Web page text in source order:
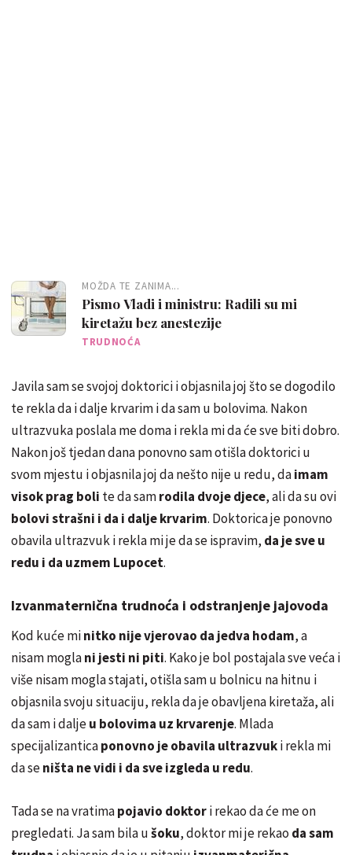
MOŽDA TE ZANIMA...
Pismo Vladi i ministru: Radili su mi
kiretažu bez anestezije
TRUDNOĆA
Javila sam se svojoj doktorici i objasnila joj što se dogodilo
te rekla da i dalje krvarim i da sam u bolovima. Nakon
ultrazvuka poslala me doma i rekla mi da će sve biti dobro.
Nakon još tjedan dana ponovno sam otišla doktorici u
svom mjestu i objasnila joj da nešto nije u redu, daimam
visok prag boli te da samrodila dvoje djece, ali da su ovi
bolovi strašni i da i dalje krvarim. Doktorica je ponovno
obavila ultrazvuk i rekla mi je da se ispravim, da je sve u
redu i da uzmem Lupocet.
Izvanmaternična trudnoća i odstranjenje jajovoda
Kod kuće minitko nije vjerovao da jedva hodam, a
nisam moglani jesti ni piti. Kako je bol postajala sve veća i
više nisam mogla stajati, otišla sam u bolnicu na hitnu i
objasnila svoju situaciju, rekla da je obavljena kiretaža, ali
da sam i daljeu bolovima uz krvarenje. Mlada
specijalizanticaponovno je obavila ultrazvuki rekla mi
da seništa ne vidi i da sve izgleda u redu.
Tada se na vratimapojavio doktori rekao da će me on
pregledati. Ja sam bila ušoku, doktor mi je rekao da sam